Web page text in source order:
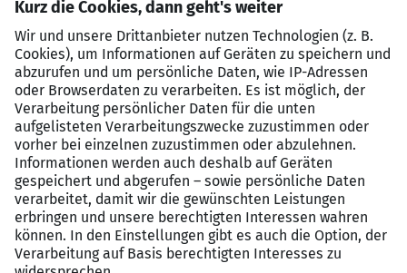
Die Bäckerei Büsch ist die führende Handwerksbäckerei
in Nordrhein-Westfalen mit Stammsitz in Kamp-Lintfort.
Als expandierendes Unternehmen versorgen wir unsere
Kunden täglich mit frischem Brot, Brötchen und anderen
Backwaren. Unsere Unternehmenskultur zeichnet sich
durch Fröhlichkeit und den höchsten
Qualitätsansprüchen in allen Bereichen aus. Wir
vereinbaren traditionelle Handwerkskunst des Backens
mit moderner Backtechnik unter Verwendung
traditioneller Rezepte und hochwertiger Zutaten. Ein
maßgeblicher Erfolgsfaktor sind unsere begeisterten